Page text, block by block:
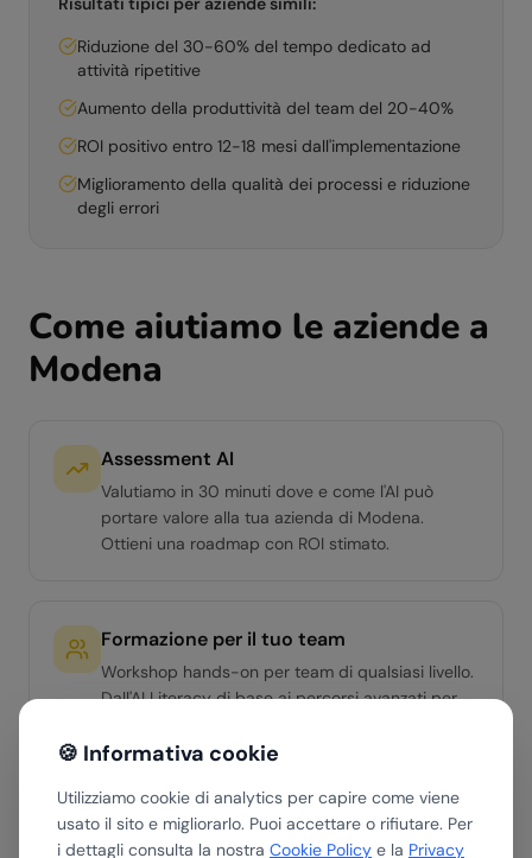
🍪 Informativa cookie
Utilizziamo cookie di analytics per capire come viene
usato il sito e migliorarlo. Puoi accettare o rifiutare. Per
i dettagli consulta la nostra Cookie Policy e la Privacy
Riduzione del 30-60% del tempo dedicato ad
attività ripetitive
Aumento della produttività del team del 20-40%
ROI positivo entro 12-18 mesi dall'implementazione
Miglioramento della qualità dei processi e riduzione
degli errori
Come aiutiamo le aziende a
Modena
Assessment AI
Valutiamo in 30 minuti dove e come l'AI può
portare valore alla tua azienda di Modena.
Ottieni una roadmap con ROI stimato.
Formazione per il tuo team
Workshop hands-on per team di qualsiasi livello.
Dall'AI Literacy di base ai percorsi avanzati per
Soluzioni AI custom
Sviluppiamo agenti AI e automazioni su misura